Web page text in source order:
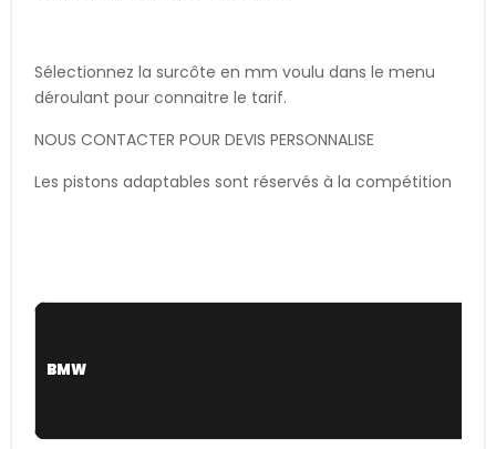
Sélectionnez la surcôte en mm voulu dans le menu
déroulant pour connaitre le tarif.
NOUS CONTACTER POUR DEVIS PERSONNALISE
Les pistons adaptables sont réservés à la compétition
BMW